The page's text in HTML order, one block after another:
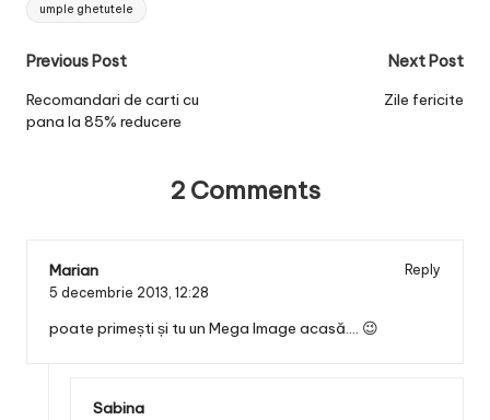
umple ghetutele
Post
navigation
Previous Post
Recomandari de carti cu
pana la 85% reducere
Next Post
Zile fericite
2 Comments
Marian
Reply
5 decembrie 2013, 12:28
poate primești și tu un Mega Image acasă…. 😉
Sabina